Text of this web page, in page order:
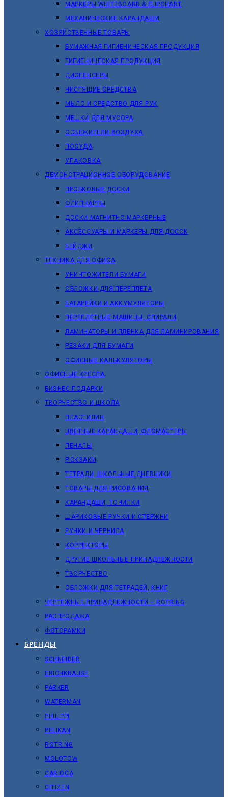
МАРКЕРЫ WHITEBOARD & FLIPCHART
МЕХАНИЧЕСКИЕ КАРАНДАШИ
ХОЗЯЙСТВЕННЫЕ ТОВАРЫ
БУМАЖНАЯ ГИГИЕНИЧЕСКАЯ ПРОДУКЦИЯ
ГИГИЕНИЧЕСКАЯ ПРОДУКЦИЯ
ДИСПЕНСЕРЫ
ЧИСТЯЩИЕ СРЕДСТВА
МЫЛО И СРЕДСТВО ДЛЯ РУК
МЕШКИ ДЛЯ МУСОРА
ОСВЕЖИТЕЛИ ВОЗДУХА
ПОСУДА
УПАКОВКА
ДЕМОНСТРАЦИОННОЕ ОБОРУДОВАНИЕ
ПРОБКОВЫЕ ДОСКИ
ФЛИПЧАРТЫ
ДОСКИ МАГНИТНО-МАРКЕРНЫЕ
АКСЕССУАРЫ И МАРКЕРЫ ДЛЯ ДОСОК
БЕЙДЖИ
ТЕХНИКА ДЛЯ ОФИСА
УНИЧТОЖИТЕЛИ БУМАГИ
ОБЛОЖКИ ДЛЯ ПЕРЕПЛЕТА
БАТАРЕЙКИ И АККУМУЛЯТОРЫ
ПЕРЕПЛЕТНЫЕ МАШИНЫ, СПИРАЛИ
ЛАМИНАТОРЫ И ПЛЕНКА ДЛЯ ЛАМИНИРОВАНИЯ
РЕЗАКИ ДЛЯ БУМАГИ
ОФИСНЫЕ КАЛЬКУЛЯТОРЫ
ОФИСНЫЕ КРЕСЛА
БИЗНЕС ПОДАРКИ
ТВОРЧЕСТВО И ШКОЛА
ПЛАСТИЛИН
ЦВЕТНЫЕ КАРАНДАШИ, ФЛОМАСТЕРЫ
ПЕНАЛЫ
РЮКЗАКИ
ТЕТРАДИ, ШКОЛЬНЫЕ ДНЕВНИКИ
ТОВАРЫ ДЛЯ РИСОВАНИЯ
КАРАНДАШИ, ТОЧИЛКИ
ШАРИКОВЫЕ РУЧКИ И СТЕРЖНИ
РУЧКИ И ЧЕРНИЛА
КОРРЕКТОРЫ
ДРУГИЕ ШКОЛЬНЫЕ ПРИНАДЛЕЖНОСТИ
ТВОРЧЕСТВО
ОБЛОЖКИ ДЛЯ ТЕТРАДЕЙ, КНИГ
ЧЕРТЕЖНЫЕ ПРИНАДЛЕЖНОСТИ – ROTRING
РАСПРОДАЖА
ФОТОРАМКИ
БРЕНДЫ
SCHNEIDER
ERICHKRAUSE
PARKER
WATERMAN
PHILIPPI
PELIKAN
ROTRING
MOLOTOW
CARIOCA
CITIZEN